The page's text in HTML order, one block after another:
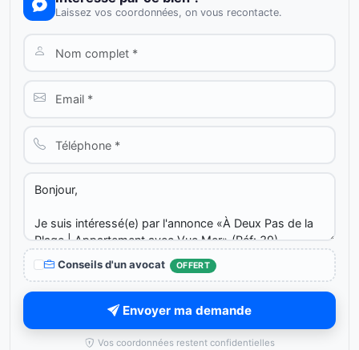
Laissez vos coordonnées, on vous recontacte.
Conseils d'un avocat OFFERT
Envoyer ma demande
Vos coordonnées restent confidentielles